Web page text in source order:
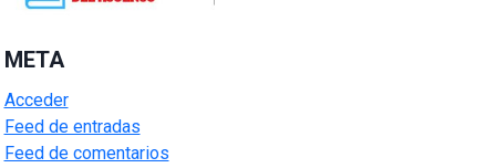
META
Acceder
Feed de entradas
Feed de comentarios